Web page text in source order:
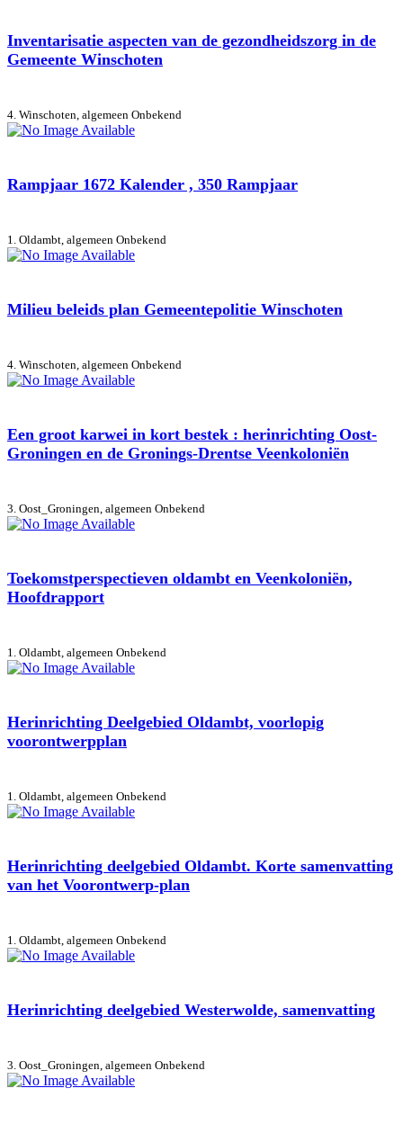
Inventarisatie aspecten van de gezondheidszorg in de
Gemeente Winschoten
4. Winschoten, algemeen Onbekend
Rampjaar 1672 Kalender , 350 Rampjaar
1. Oldambt, algemeen Onbekend
Milieu beleids plan Gemeentepolitie Winschoten
4. Winschoten, algemeen Onbekend
Een groot karwei in kort bestek : herinrichting Oost-
Groningen en de Gronings-Drentse Veenkoloniën
3. Oost_Groningen, algemeen Onbekend
Toekomstperspectieven oldambt en Veenkoloniën,
Hoofdrapport
1. Oldambt, algemeen Onbekend
Herinrichting Deelgebied Oldambt, voorlopig
voorontwerpplan
1. Oldambt, algemeen Onbekend
Herinrichting deelgebied Oldambt. Korte samenvatting
van het Voorontwerp-plan
1. Oldambt, algemeen Onbekend
Herinrichting deelgebied Westerwolde, samenvatting
3. Oost_Groningen, algemeen Onbekend